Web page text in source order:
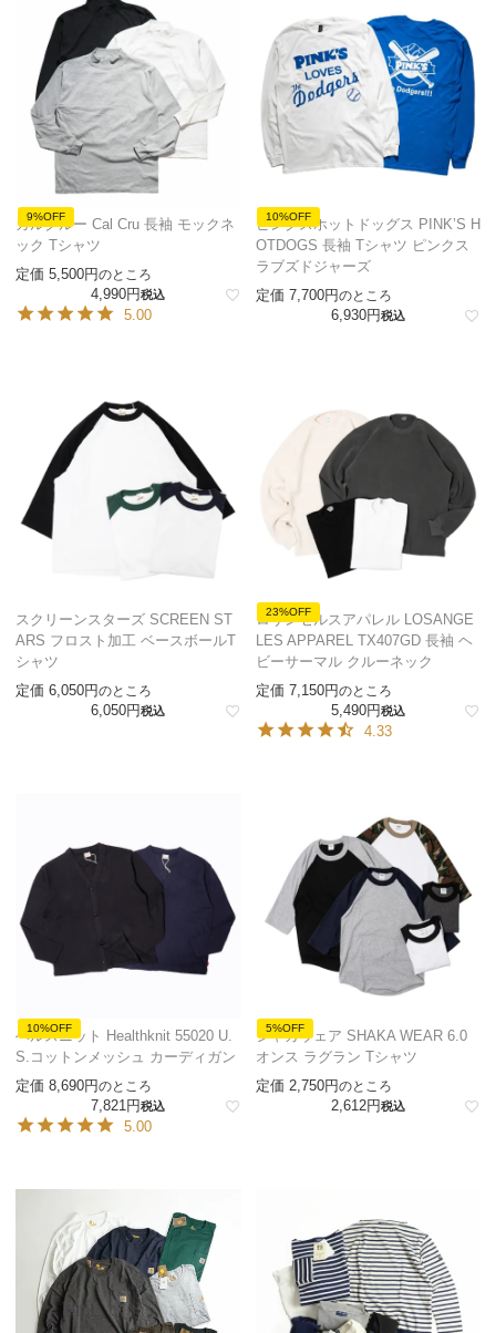
9%OFF
カルクルー Cal Cru 長袖 モックネ
ック Tシャツ
定価 5,500 のところ
4,990 税込
5.00
10%OFF
ピンクスホットドッグス PINK’S H
OTDOGS 長袖 Tシャツ ピンクス
ラブズドジャーズ
定価 7,700 のところ
6,930 税込
スクリーンスターズ SCREEN ST
ARS フロスト加工 ベースボールT
シャツ
定価 6,050 のところ
6,050 税込
23%OFF
ロサンゼルスアパレル LOSANGE
LES APPAREL TX407GD 長袖 ヘ
ビーサーマル クルーネック
定価 7,150 のところ
5,490 税込
4.33
10%OFF
ヘルスニット Healthknit 55020 U.
S.コットンメッシュ カーディガン
定価 8,690 のところ
7,821 税込
5.00
5%OFF
シャカウェア SHAKA WEAR 6.0
オンス ラグラン Tシャツ
定価 2,750 のところ
2,612 税込